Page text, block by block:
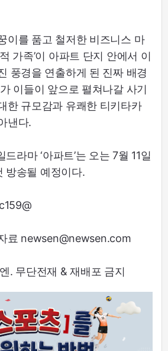
이를 품고 철저한 비즈니스 마
가족’이 아파트 단지 안에서 이
풍경을 연출하게 된 진짜 배경
이들이 앞으로 펼쳐나갈 사기
한 규모감과 유쾌한 티키타카
낸다.
라마 ‘아파트’는 오는 7월 11일
방송될 예정이다.
료 newsen@newsen.com
. 무단전재 & 재배포 금지